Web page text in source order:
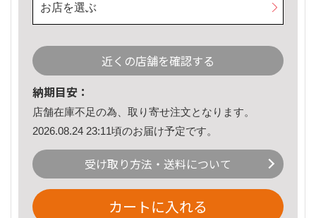
お店を選ぶ
近くの店舗を確認する
納期目安：
店舗在庫不足の為、取り寄せ注文となります。
2026.08.24 23:11頃のお届け予定です。
受け取り方法・送料について
カートに入れる